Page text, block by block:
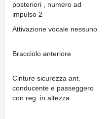
posteriori , numero ad
impulso 2
Attivazione vocale nessuno
Bracciolo anteriore
Cinture sicurezza ant.
conducente e passeggero
con reg. in altezza